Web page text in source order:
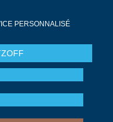
PERSONNALISÉ